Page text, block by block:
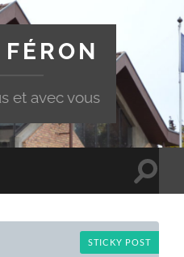
et avec vous
Toggle
STICKY POST